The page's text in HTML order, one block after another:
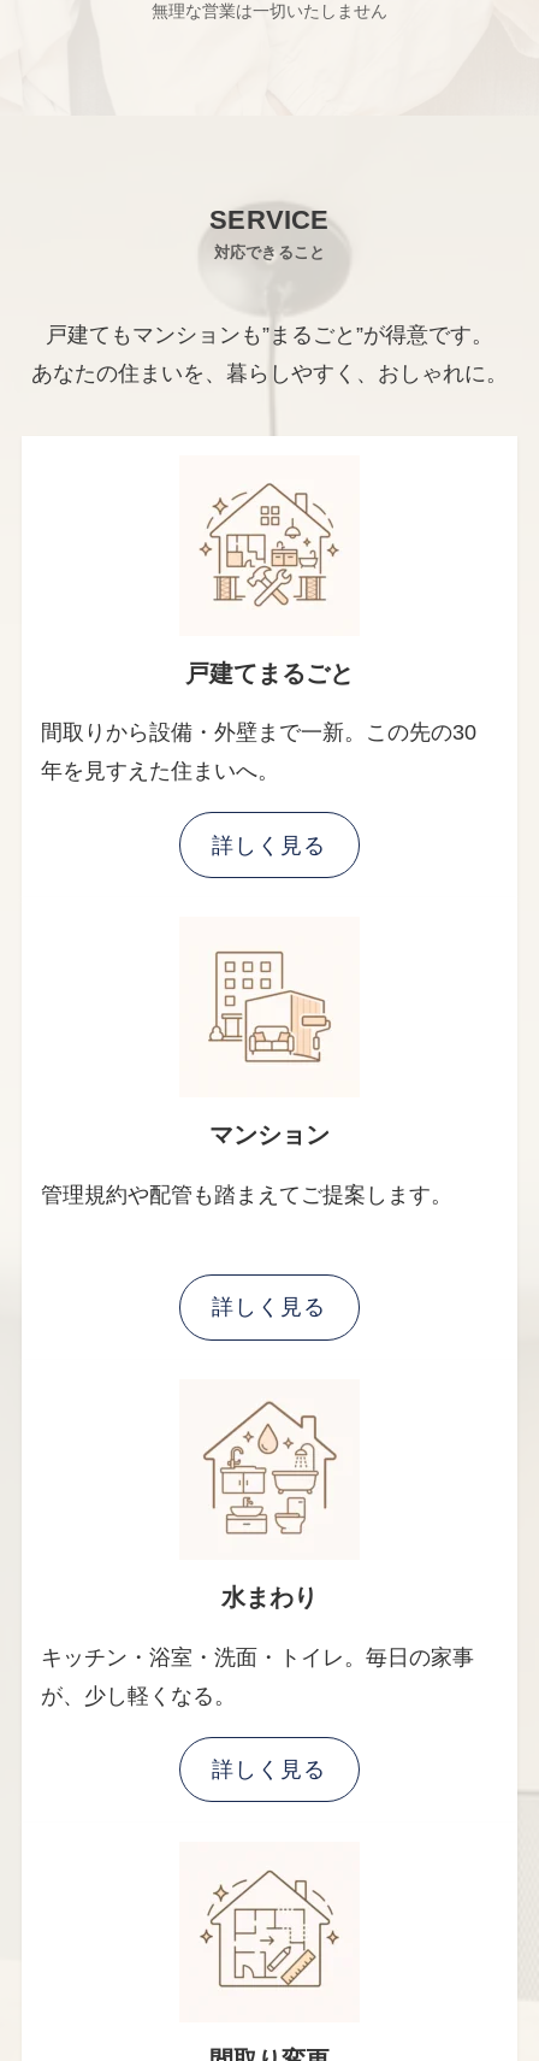
無理な営業は一切いたしません
SERVICE
対応できること
戸建てもマンションも”まるごと”が得意です。
あなたの住まいを、暮らしやすく、おしゃれに。
戸建てまるごと
間取りから設備・外壁まで一新。この先の30
年を見すえた住まいへ。
詳しく見る
マンション
管理規約や配管も踏まえてご提案します。
詳しく見る
水まわり
キッチン・浴室・洗面・トイレ。毎日の家事
が、少し軽くなる。
詳しく見る